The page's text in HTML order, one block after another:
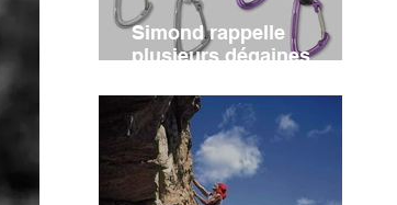
Simond rappelle
plusieurs dégaines
VERTIKA